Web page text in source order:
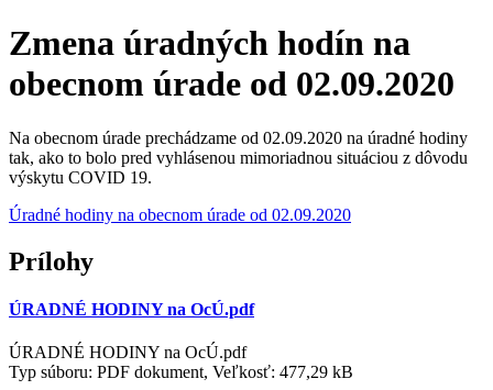
Zmena úradných hodín na
obecnom úrade od 02.09.2020
Na obecnom úrade prechádzame od 02.09.2020 na úradné hodiny
tak, ako to bolo pred vyhlásenou mimoriadnou situáciou z dôvodu
výskytu COVID 19.
Úradné hodiny na obecnom úrade od 02.09.2020
Prílohy
ÚRADNÉ HODINY na OcÚ.pdf
ÚRADNÉ HODINY na OcÚ.pdf
Typ súboru: PDF dokument, Veľkosť: 477,29 kB